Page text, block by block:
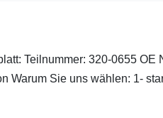
Teilnummer: 320-0655 OE
Warum Sie uns wählen: 1-